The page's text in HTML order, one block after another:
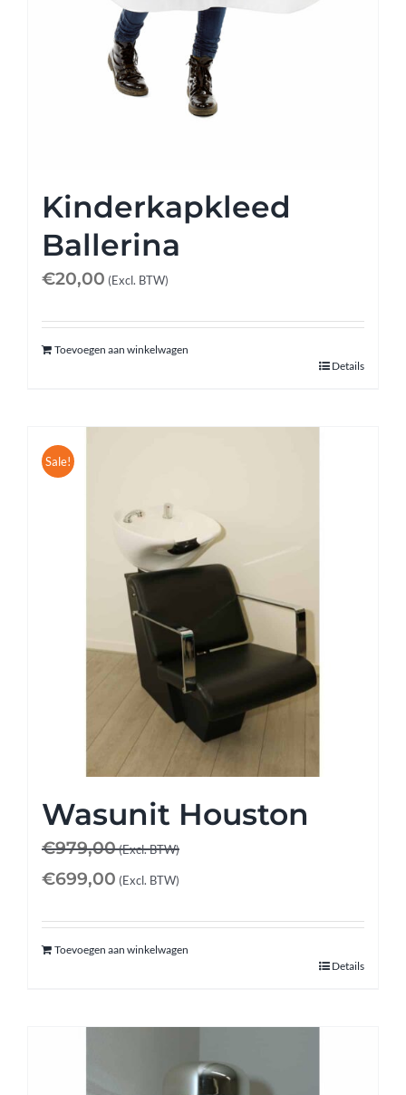
Kinderkapkleed
Ballerina
€20,00 (Excl. BTW)
Toevoegen aan winkelwagen
Details
Sale!
Wasunit Houston
€979,00(Excl. BTW)
€699,00 (Excl. BTW)
Toevoegen aan winkelwagen
Details